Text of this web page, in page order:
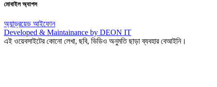
মোবাইল অ্যাপস
অ্যান্ড্রয়েড আইফোন
Developed & Maintainance by DEON IT
এই ওয়েবসাইটের কোনো লেখা, ছবি, ভিডিও অনুমতি ছাড়া ব্যবহার বেআইনি।